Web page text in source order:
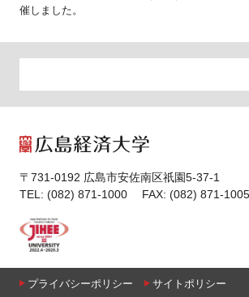
催しました。
〒731-0192 広島市安佐南区祇園5-37-1
TEL: (082) 871-1000 FAX: (082) 871-1005
プライバシーポリシー サイトポリシー